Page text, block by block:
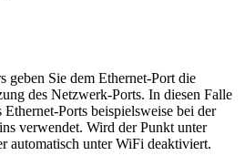
geben Sie dem Ethernet-Port die
des Netzwerk-Ports. In diesen Falle
Ports beispielsweise bei der
verwendet. Wird der Punkt unter
automatisch unter WiFi deaktiviert.